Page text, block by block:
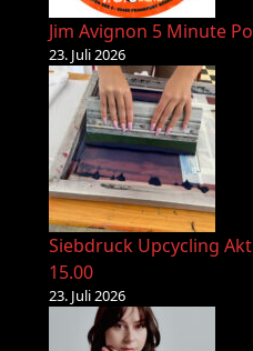
Jim Avignon 5 Minute
23. Juli 2026
Siebdruck Upcycling
15.00
23. Juli 2026